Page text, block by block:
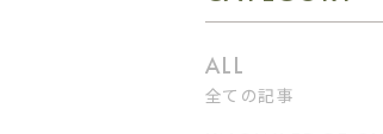
全ての記事